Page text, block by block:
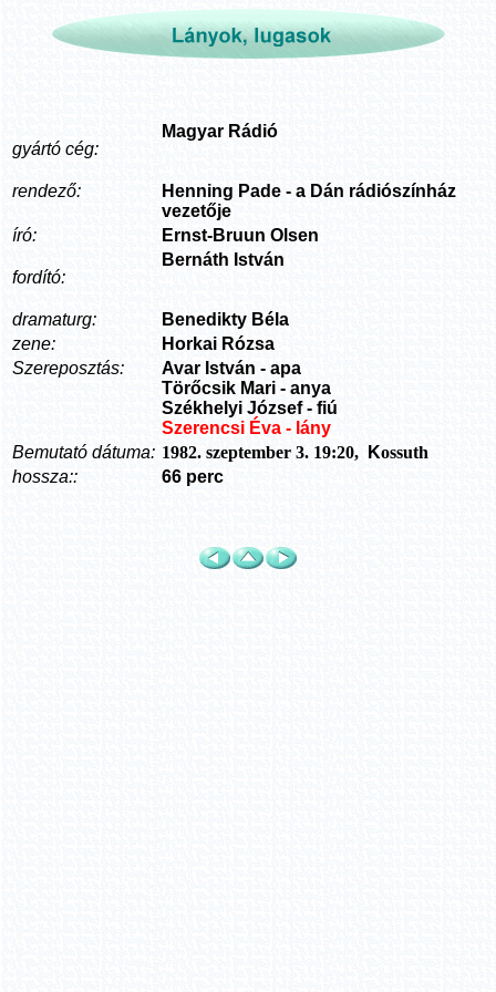
gyártó cég:
Magyar Rádió
rendező:
Henning Pade - a Dán rádiószínház
vezetője
író:
Ernst-Bruun Olsen
fordító:
Bernáth István
dramaturg:
Benedikty Béla
zene:
Horkai Rózsa
Szereposztás:
Avar István - apa
Törőcsik Mari - anya
Székhelyi József - fiú
Szerencsi Éva - lány
Bemutató dátuma: 1982. szeptember 3. 19:20, Kossuth
hossza::
66 perc